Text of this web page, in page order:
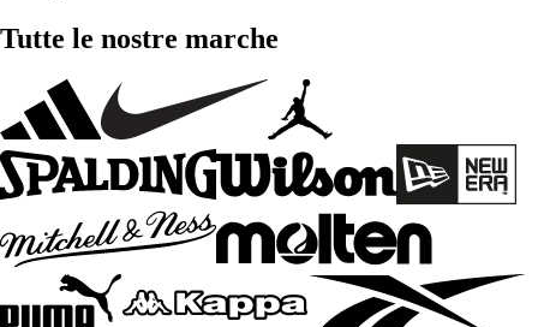
Tutte le nostre marche